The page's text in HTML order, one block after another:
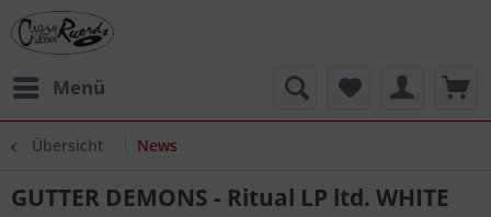
Menü
Übersicht News
GUTTER DEMONS - Ritual LP ltd. WHITE